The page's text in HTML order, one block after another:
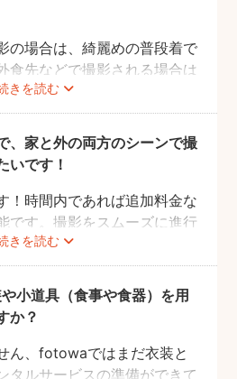
きを読む
の場合は、綺麗めの普段着で
食先などで撮影される場合は
ょう。正装の場合、赤ちゃん
ご家族も和装と格を揃えるこ
ますので、事前に家族全員の
くことがおすすめです。
、家と外の両方のシーンで撮
いです！
きを読む
！時間内であれば追加料金な
です。撮影をスムーズに進行
事前にその旨をフォトグラフ
ただけると幸いです。
小道具（食事や食器）を用
か？
ん、fotowaではまだ衣装と
タルサービスの準備ができて